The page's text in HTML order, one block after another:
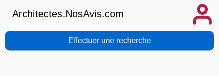
Architectes.NosAvis.com
Effectuer une recherche